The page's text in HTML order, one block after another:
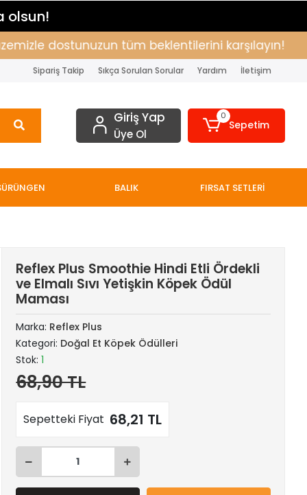
olsun!
dostunuzun tüm beklentilerini karşılayın!
Sipariş Takip Sıkça Sorulan Sorular Yardım İletişim
Giriş Yap
Üye Ol
0
Sepetim
BALIK FIRSAT SETLERİ
Reflex Plus Smoothie Hindi Etli Ördekli
ve Elmalı Sıvı Yetişkin Köpek Ödül
Maması
Marka: Reflex Plus
Kategori: Doğal Et Köpek Ödülleri
Stok:1
68,90 TL
Sepetteki Fiyat 68,21 TL